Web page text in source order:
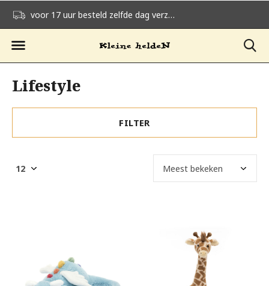
voor 17 uur besteld zelfde dag verzonden
Lifestyle
FILTER